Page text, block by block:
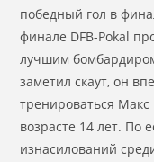
победный гол в
финале DFB-Pokal
лучшим
заметил скаут, он
тренироваться
возрасте 14 лет. По
изнасилований